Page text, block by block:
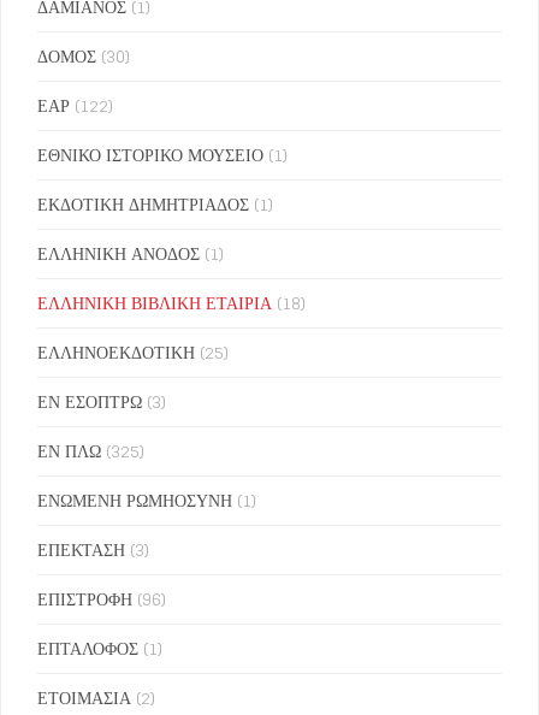
ΔΑΜΙΑΝΟΣ (1)
ΔΟΜΟΣ (30)
ΕΑΡ (122)
ΕΘΝΙΚΟ ΙΣΤΟΡΙΚΟ ΜΟΥΣΕΙΟ (1)
ΕΚΔΟΤΙΚΗ ΔΗΜΗΤΡΙΑΔΟΣ (1)
ΕΛΛΗΝΙΚΗ ΑΝΟΔΟΣ (1)
ΕΛΛΗΝΙΚΗ ΒΙΒΛΙΚΗ ΕΤΑΙΡΙΑ (18)
ΕΛΛΗΝΟΕΚΔΟΤΙΚΗ (25)
ΕΝ ΕΣΟΠΤΡΩ (3)
ΕΝ ΠΛΩ (325)
ΕΝΩΜΕΝΗ ΡΩΜΗΟΣΥΝΗ (1)
ΕΠΕΚΤΑΣΗ (3)
ΕΠΙΣΤΡΟΦΗ (96)
ΕΠΤΑΛΟΦΟΣ (1)
ΕΤΟΙΜΑΣΙΑ (2)